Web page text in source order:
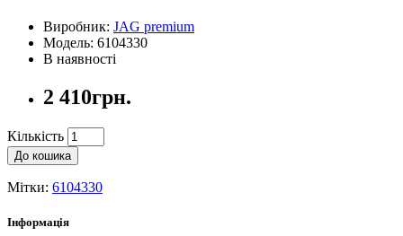
Виробник: JAG premium
Модель: 6104330
В наявності
2 410грн.
Кількість
До кошика
Мітки: 6104330
Інформація